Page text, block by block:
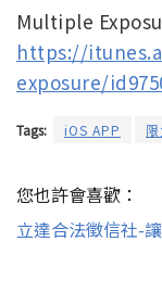
Multiple
https://
exposure/
Tags: iOS APP
您也許會喜歡：
立達合法徵信社-